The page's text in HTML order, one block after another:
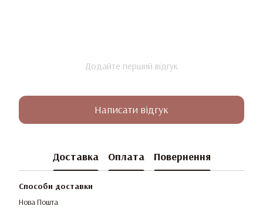
Додайте перший відгук
Написати відгук
Доставка Оплата Повернення
Способи доставки
Нова Пошта